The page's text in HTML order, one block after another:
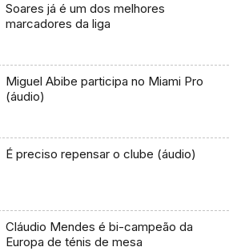
Soares já é um dos melhores
marcadores da liga
Miguel Abibe participa no Miami Pro
(áudio)
É preciso repensar o clube (áudio)
Cláudio Mendes é bi-campeão da
Europa de ténis de mesa